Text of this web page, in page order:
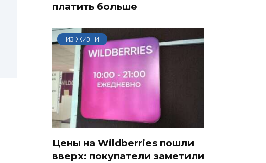
платить больше
ИЗ ЖИЗНИ
Цены на Wildberries пошли
вверх: покупатели заметили